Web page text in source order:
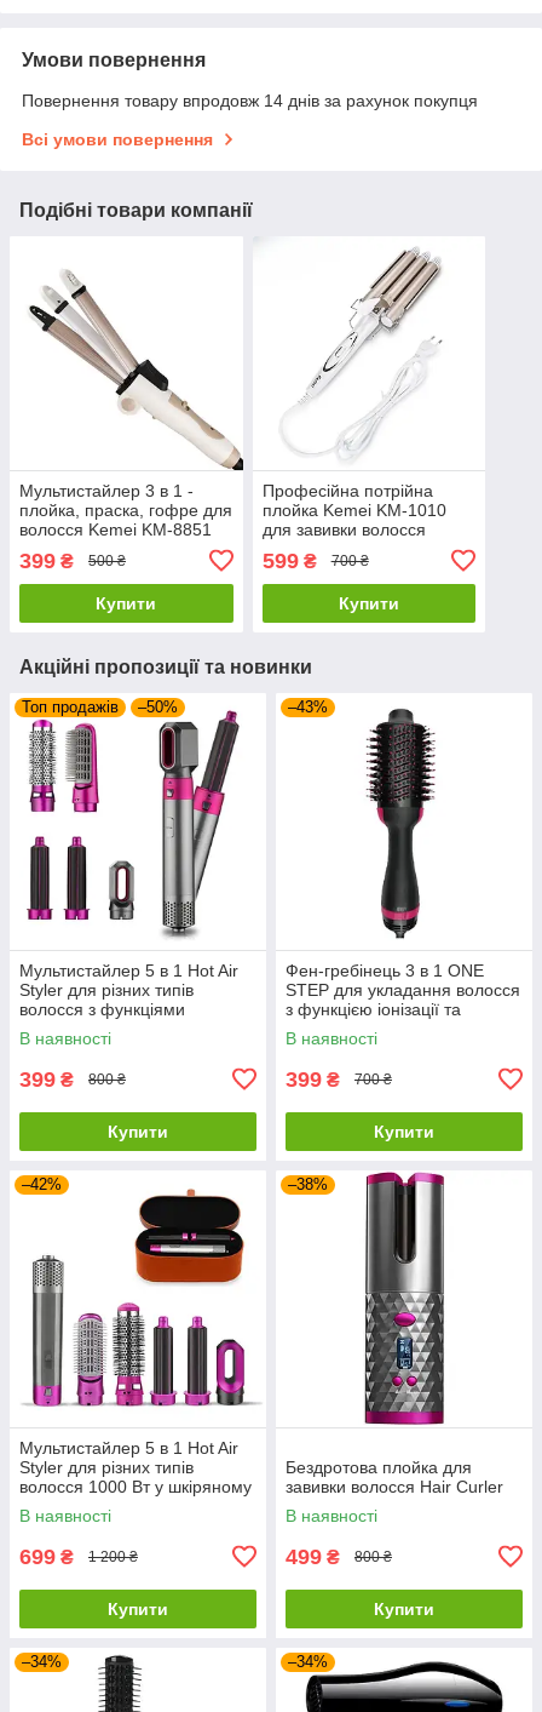
Умови повернення
Повернення товару впродовж 14 днів за рахунок покупця
Всі умови повернення
Подібні товари компанії
Мультистайлер 3 в 1 -
плойка, праска, гофре для
волосся Kemei KM-8851
399 ₴ 500 ₴
Купити
Професійна потрійна
плойка Kemei KM-1010
для завивки волосся
599₴ 700 ₴
Купити
Акційні пропозиції та новинки
Топ продажів –50%
Мультистайлер 5 в 1 Hot Air
Styler для різних типів
волосся з функціями
надання об'єму,
випрямлення, укладання
В наявності
399 ₴ 800 ₴
Купити
–43%
Фен-гребінець 3 в 1 ONE
STEP для укладання волосся
з функцією іонізації та
керамічним покриттям
В наявності
399 ₴ 700 ₴
Купити
–42%
Мультистайлер 5 в 1 Hot Air
Styler для різних типів
волосся 1000 Вт у шкіряному
кейсі
В наявності
699 ₴ 1 200 ₴
Купити
–38%
Бездротова плойка для
завивки волосся Hair Curler
В наявності
499 ₴ 800 ₴
Купити
–34% –34%